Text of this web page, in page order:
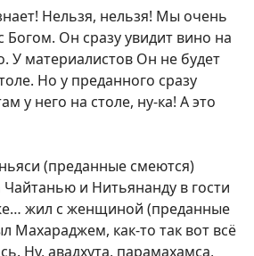
Нельзя, нельзя! Мы очень
Он сразу увидит вино на
У материалистов Он не будет
Но у преданного сразу
у него на столе, ну-ка! А это
(преданные смеются)
Чайтанью и Нитьянанду в гости
жил с женщиной (преданные
Махараджем, как-то так вот всё
Ну, авадхута, парамахамса,